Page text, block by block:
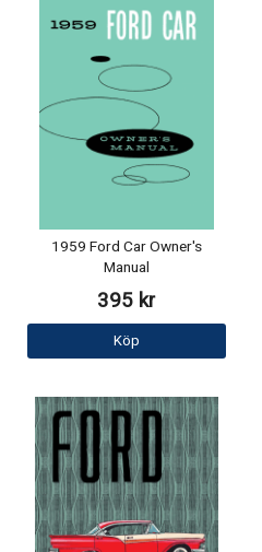
1959 Ford Car Owner's
Manual
395 kr
Köp